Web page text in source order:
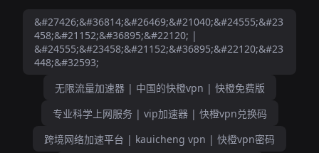
&#27426;&#36814;&#26469;&#21040;&#24555;&#23
458;&#21152;&#36895;&#22120; |
&#24555;&#23458;&#21152;&#36895;&#22120;&#23
448;&#32593;
无限流量加速器 | 中国的快橙vpn | 快橙免费版
专业科学上网服务 | vip加速器 | 快橙vpn兑换码
跨境网络加速平台 | kauicheng vpn | 快橙vpn密码